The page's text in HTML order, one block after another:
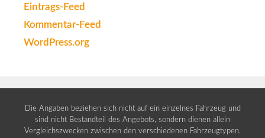
Eintrags-Feed
Kommentar-Feed
WordPress.org
Die Angaben beziehen sich nicht auf ein einzelnes Fahrzeug und
sind nicht Bestandteil des Angebots, sondern dienen allein
Vergleichszwecken zwischen den verschiedenen Fahrzeugtypen.